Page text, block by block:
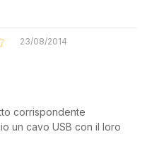
23/08/2014
corrispondente
un cavo USB con il loro